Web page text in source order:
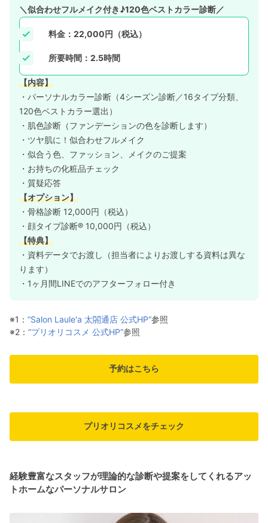
＼似合わせフルメイク付き♪120色ベストカラー診断／
料金：22,000円（税込）
所要時間：2.5時間
【内容】
・パーソナルカラー診断（4シーズン診断／16タイプ分類、
120色ベストカラー選出）
・肌色診断（ファンデーションの色を診断します）
・ツヤ肌に！似合わせフルメイク
・似合う色、ファッション、メイクのご提案
・お持ちの化粧品チェック
・質疑応答
【オプション】
・骨格診断 12,000円（税込）
・顔タイプ診断® 10,000円（税込）
【特典】
・資料データでお渡し（担当者によりお渡しする資料は異な
ります）
・1ヶ月間LINEでのアフターフォロー付き
※1： “Salon Laule'a 太閤通店 公式HP“参照
※2： “プリオリコスメ 公式HP“参照
予約はこちら
プリオリコスメをチェック
経験豊富なスタッフが理論的な診断や提案をしてくれるアッ
トホームなパーソナルサロン